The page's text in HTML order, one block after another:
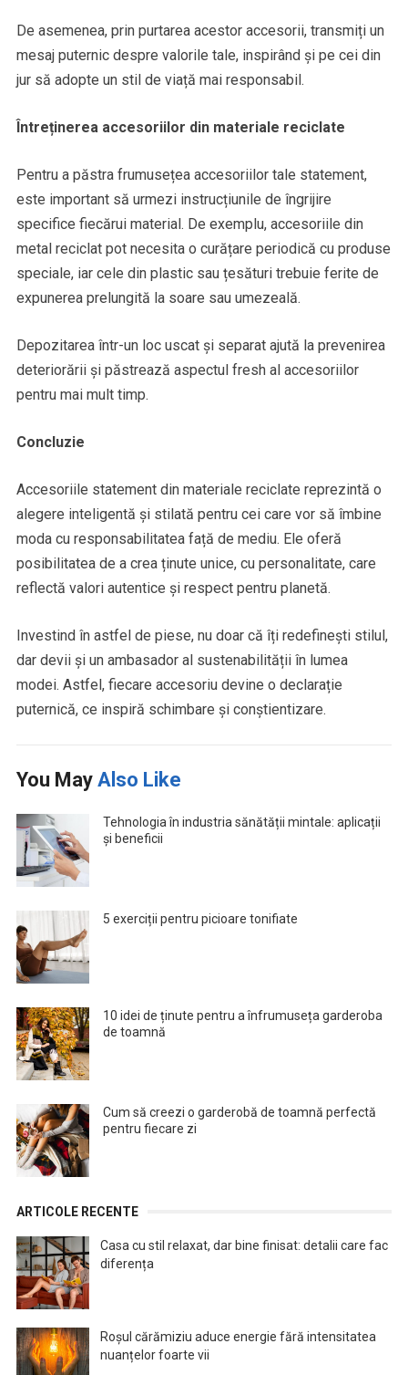
De asemenea, prin purtarea acestor accesorii, transmiți un
mesaj puternic despre valorile tale, inspirând și pe cei din
jur să adopte un stil de viață mai responsabil.
Întreținerea accesoriilor din materiale reciclate
Pentru a păstra frumusețea accesoriilor tale statement,
este important să urmezi instrucțiunile de îngrijire
specifice fiecărui material. De exemplu, accesoriile din
metal reciclat pot necesita o curățare periodică cu produse
speciale, iar cele din plastic sau țesături trebuie ferite de
expunerea prelungită la soare sau umezeală.
Depozitarea într-un loc uscat și separat ajută la prevenirea
deteriorării și păstrează aspectul fresh al accesoriilor
pentru mai mult timp.
Concluzie
Accesoriile statement din materiale reciclate reprezintă o
alegere inteligentă și stilată pentru cei care vor să îmbine
moda cu responsabilitatea față de mediu. Ele oferă
posibilitatea de a crea ținute unice, cu personalitate, care
reflectă valori autentice și respect pentru planetă.
Investind în astfel de piese, nu doar că îți redefinești stilul,
dar devii și un ambasador al sustenabilității în lumea
modei. Astfel, fiecare accesoriu devine o declarație
puternică, ce inspiră schimbare și conștientizare.
You May Also Like
Tehnologia în industria sănătății mintale: aplicații
și beneficii
5 exerciții pentru picioare tonifiate
10 idei de ținute pentru a înfrumuseța garderoba
de toamnă
Cum să creezi o garderobă de toamnă perfectă
pentru fiecare zi
ARTICOLE RECENTE
Casa cu stil relaxat, dar bine finisat: detalii care fac
diferența
Roșul cărămiziu aduce energie fără intensitatea
nuanțelor foarte vii